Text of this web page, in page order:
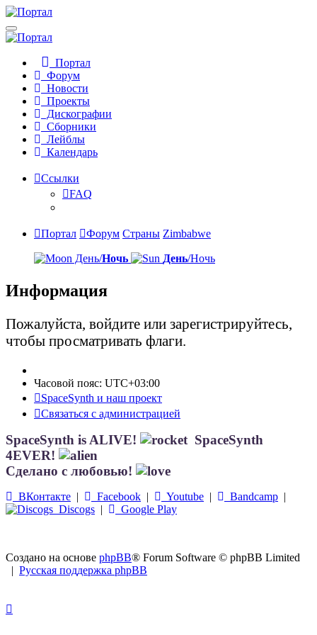
Портал
Форум
Новости
Проекты
Дискографии
Сборники
Лейблы
Календарь
Ссылки
FAQ
Портал Форум Страны Zimbabwe
День/Ночь День/Ночь
Информация
Пожалуйста, войдите или зарегистрируйтесь,
чтобы просматривать флаги.
Часовой пояс: UTC+03:00
SpaceSynth и наш проект
Связаться с администрацией
SpaceSynth is ALIVE!
SpaceSynth
4EVER!
Сделано с любовью!
ВКонтакте | Facebook | Youtube | Bandcamp |
Discogs | Google Play
Создано на основе phpBB® Forum Software © phpBB Limited
| Русская поддержка phpBB